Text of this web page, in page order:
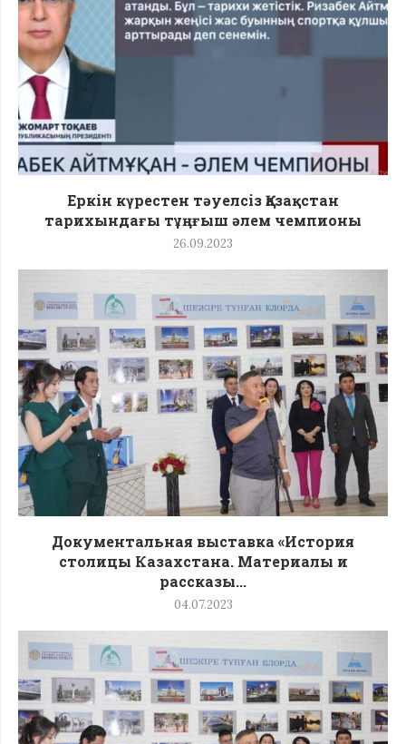
Еркін күрестен тәуелсіз Қазақстан
тарихындағы тұңғыш әлем чемпионы
26.09.2023
Документальная выставка «История
столицы Казахстана. Материалы и
рассказы...
04.07.2023